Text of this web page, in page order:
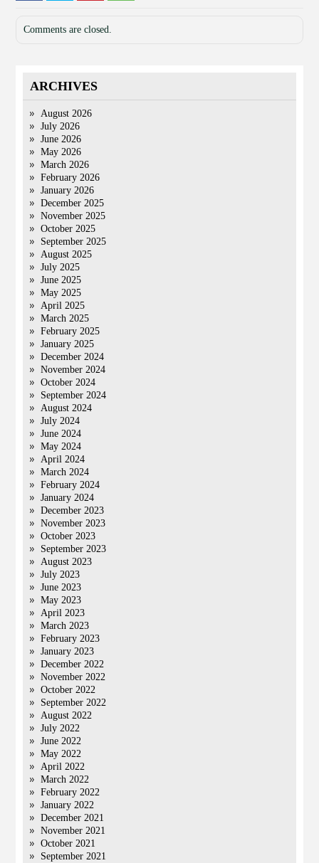
Comments are closed.
ARCHIVES
August 2026
July 2026
June 2026
May 2026
March 2026
February 2026
January 2026
December 2025
November 2025
October 2025
September 2025
August 2025
July 2025
June 2025
May 2025
April 2025
March 2025
February 2025
January 2025
December 2024
November 2024
October 2024
September 2024
August 2024
July 2024
June 2024
May 2024
April 2024
March 2024
February 2024
January 2024
December 2023
November 2023
October 2023
September 2023
August 2023
July 2023
June 2023
May 2023
April 2023
March 2023
February 2023
January 2023
December 2022
November 2022
October 2022
September 2022
August 2022
July 2022
June 2022
May 2022
April 2022
March 2022
February 2022
January 2022
December 2021
November 2021
October 2021
September 2021